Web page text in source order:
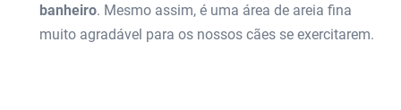
banheiro. Mesmo assim, é uma área de areia fina
muito agradável para os nossos cães se exercitarem.